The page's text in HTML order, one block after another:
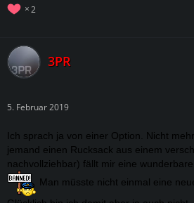
2
3PR
5. Februar 2019
Ich sprach ja von einer Option. Nicht
jemand einen Rucksack aus einem
nachvollziehbar) fällt mir eine
Man müsste nicht einmal eine